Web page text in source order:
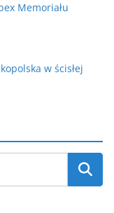
Memoriału
w ścisłej